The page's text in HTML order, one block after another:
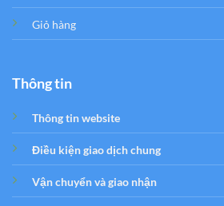
Giỏ hàng
Thông tin
Thông tin website
Điều kiện giao dịch chung
Vận chuyển và giao nhận